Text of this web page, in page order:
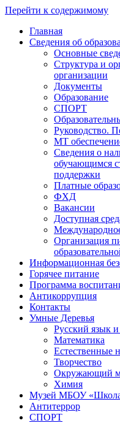
Перейти к содержимому
Главная
Сведения об
Основные
Структура и
организации
Документы
Образование
СПОРТ
Руководство.
МТ
Сведения о
обучающимся
поддержки
Платные
ФХД
Вакансии
Доступная
Организация
Информационная
Горячее питание
Программа
Антикоррупция
Контакты
Умные Деревья
Русский язык и
Математика
Естественные
Творчество
Окружающий
Химия
Музей МБОУ
Антитеррор
СПОРТ